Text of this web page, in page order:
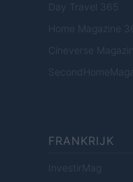
Day Travel 365
Home Magazine
Cineverse
FRANKRIJK
InvestirMag